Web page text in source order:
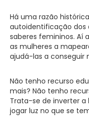
Há uma razão
autoidentificação dos
saberes femininos. Aí
as mulheres a
ajudá-las a conseguir
Não tenho recurso
mais? Não tenho
Trata-se de inverter
jogar luz no que se